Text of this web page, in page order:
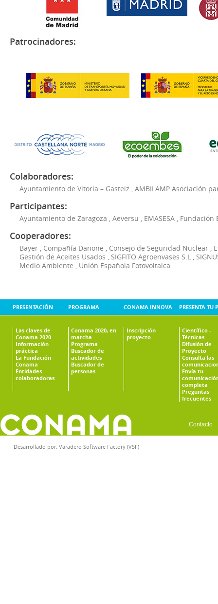
Patrocinadores:
Colaboradores:
Ayuntamiento de Vitoria – Gasteiz , AMBILAMP Asociación
Participantes:
Ayuntamiento de Zaragoza , Aeversu , EMASESA , Fundación
Cooperadores:
Bayer , Compañía Danone , Consejo de Seguridad Nuclear ,
Gestión de Aceites Usados , SIGFITO Agroenvases S.L ,
Medio Ambiente , Unión Española Fotovoltaica
PRESENTACIÓN
Las claves de
Conama 2020
Información
práctica
La Fundación
Conama
Entidades
colaboradoras
PROGRAMA
Conama 2020, en
marcha
Programa
Buscador de
actividades
Buscador de
personas
CONAMA INNOVA
Inscripción
proyecto
PRESENTA TU
Científico -
Técnicas
Difusión de
Proyecto
Consulta las
Envía tu
completa
Preguntas
frecuentes
Contacto
Desarrollado por: Varadero Software Factory (VSF)